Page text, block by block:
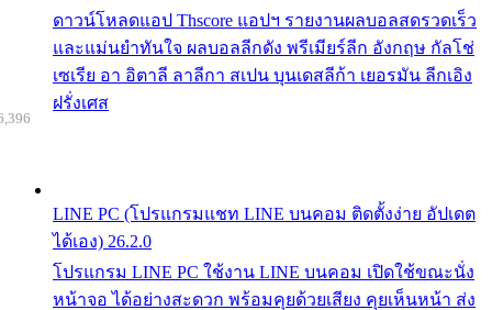
ดาวน์โหลดแอป Thscore แอปฯ รายงานผลบอลสดรวดเร็ว
และแม่นยำทันใจ ผลบอลลีกดัง พรีเมียร์ลีก อังกฤษ กัลโช่
เซเรีย อา อิตาลี ลาลีกา สเปน บุนเดสลีก้า เยอรมัน ลีกเอิง
ฝรั่งเศส
LINE PC (โปรแกรมแชท LINE บนคอม ติดตั้งง่าย อัปเดต
ได้เอง) 26.2.0
โปรแกรม LINE PC ใช้งาน LINE บนคอม เปิดใช้ขณะนั่ง
หน้าจอ ได้อย่างสะดวก พร้อมคุยด้วยเสียง คุยเห็นหน้า ส่ง